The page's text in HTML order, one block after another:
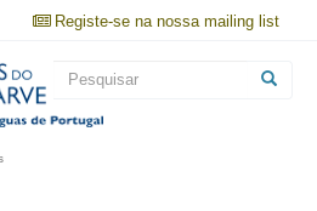
Registe-se na nossa mailing list
Formulário
de
Pesquisar